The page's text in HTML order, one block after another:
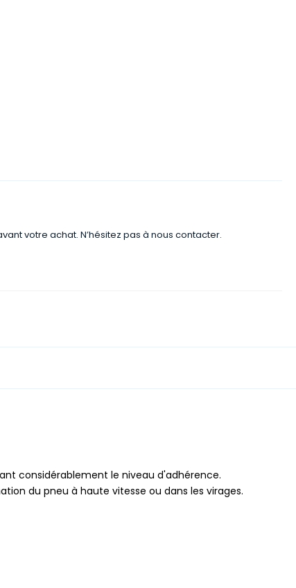
votre achat. N’hésitez pas à nous contacter.
considérablement le niveau d'adhérence.
du pneu à haute vitesse ou dans les virages.